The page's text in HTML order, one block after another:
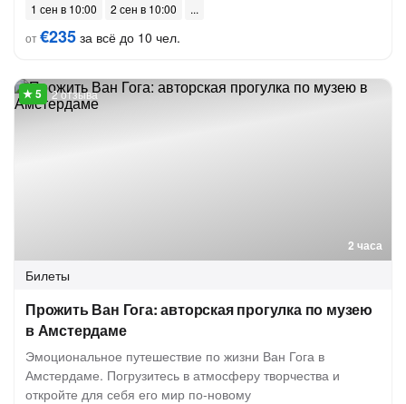
1 сен в 10:00
2 сен в 10:00
от€235 за всё до 10 чел.
2 часа
2 отзыва
Билеты
Прожить Ван Гога: авторская прогулка по музею
в Амстердаме
Эмоциональное путешествие по жизни Ван Гога в
Амстердаме. Погрузитесь в атмосферу творчества и
откройте для себя его мир по-новому